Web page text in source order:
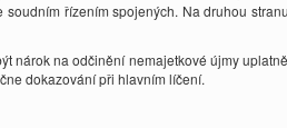
řízením spojených. Na druhou
nárok na odčinění nemajetkové újmy
dokazování při hlavním líčení.